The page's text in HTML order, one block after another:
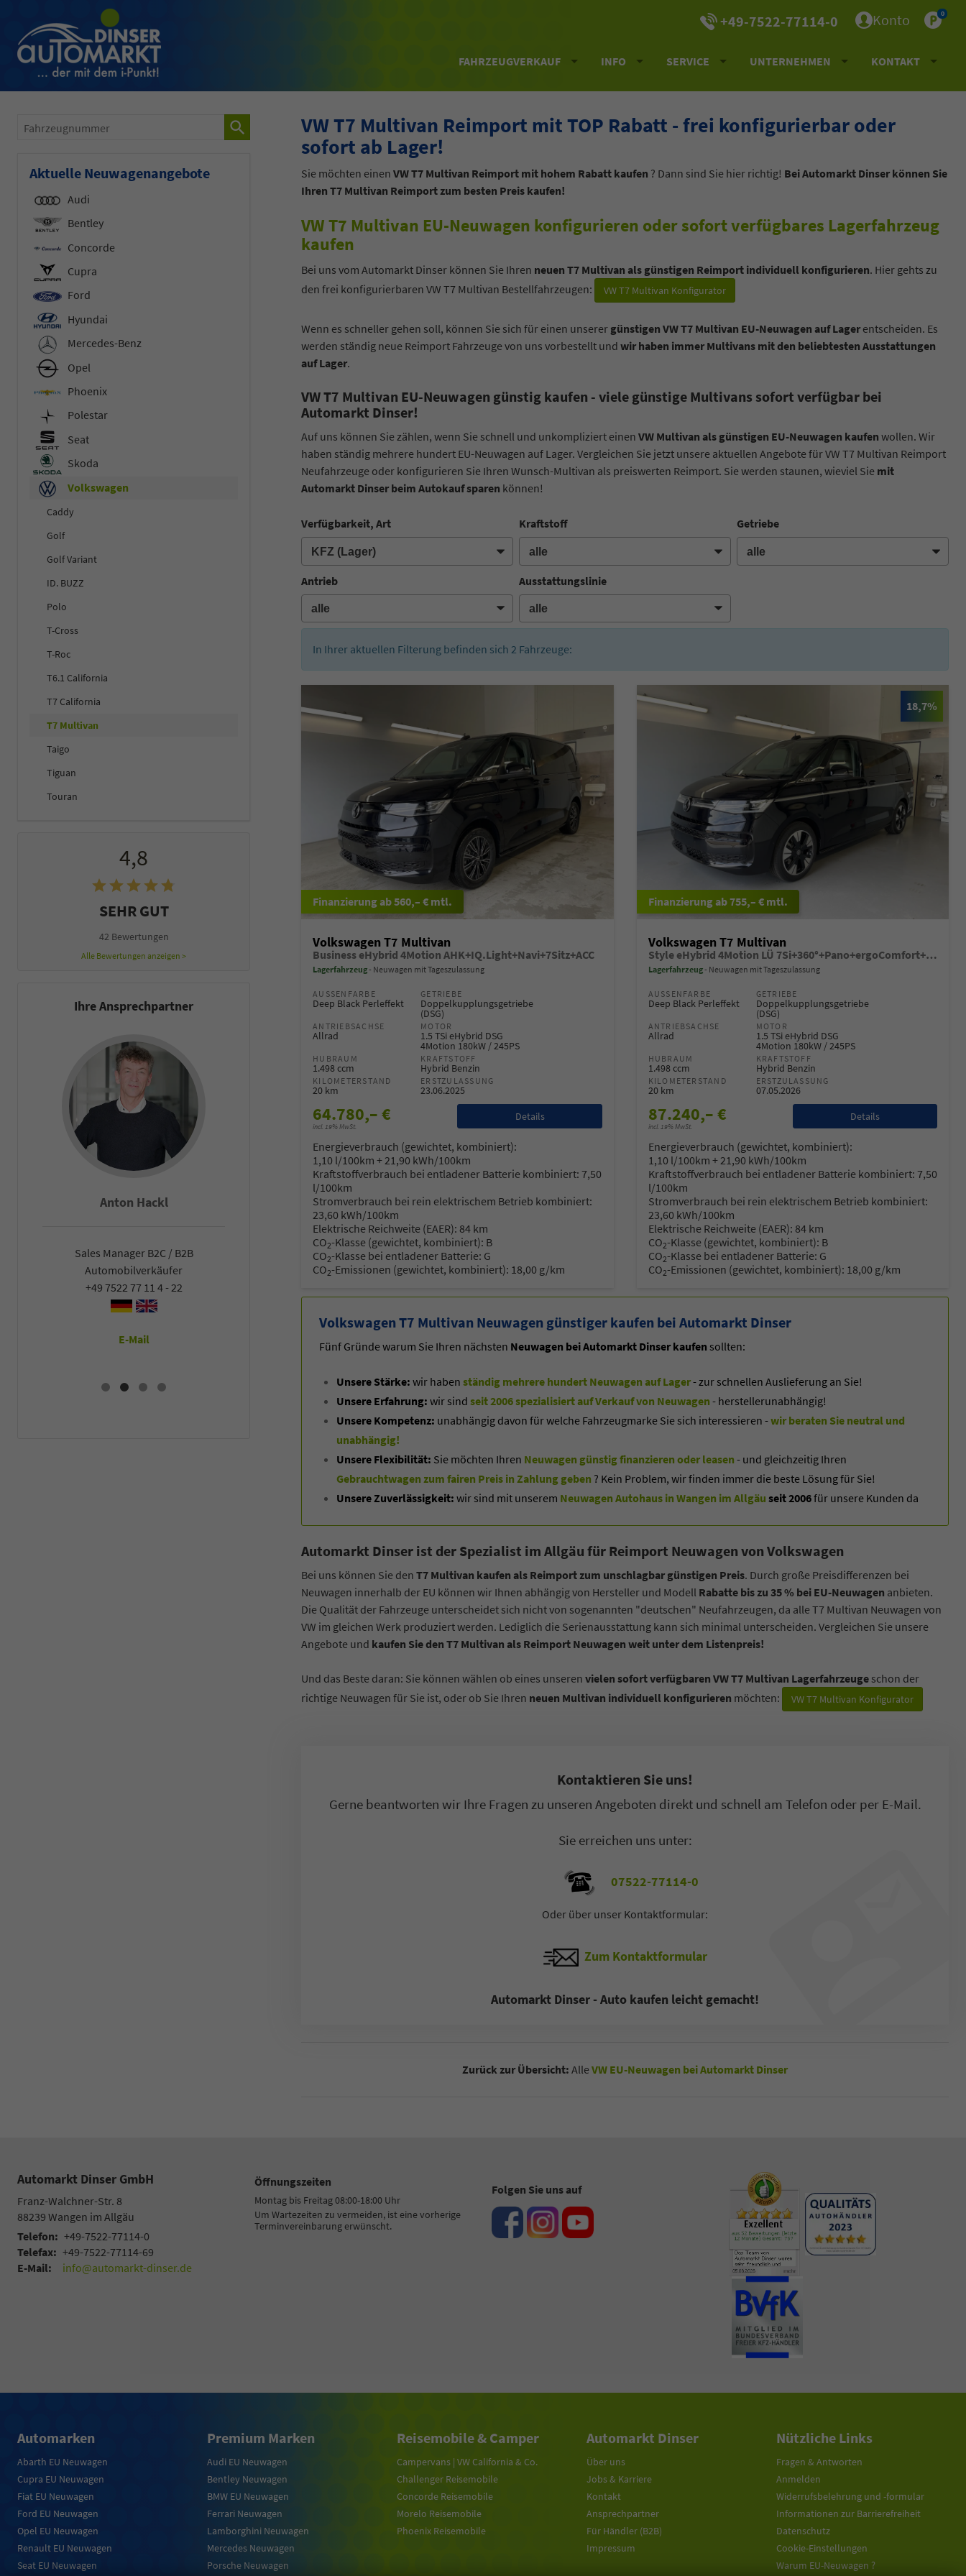
+49-7522-77114-0 Konto 0
FAHRZEUGVERKAUF INFO SERVICE UNTERNEHMEN KONTAKT
VW T7 Multivan Reimport mit TOP Rabatt - frei konfigurierbar oder
sofort ab Lager!
Sie möchten einenVW T7 Multivan Reimport mit hohem Rabatt kaufen ? Dann sind Sie hier richtig! Bei Automarkt Dinser können Sie
Ihren T7 Multivan Reimport zum besten Preis kaufen!
VW T7 Multivan EU-Neuwagen konfigurieren oder sofort verfügbares Lagerfahrzeug
kaufen
Bei uns vom Automarkt Dinser können Sie Ihren neuen T7 Multivan als günstigen Reimport individuell konfigurieren. Hier gehts zu
den frei konfigurierbaren VW T7 Multivan Bestellfahrzeugen:
VW T7 Multivan Konfigurator
Wenn es schneller gehen soll, können Sie sich für einen unserer günstigen VW T7 Multivan EU-Neuwagen auf Lager entscheiden. Es
werden ständig neue Reimport Fahrzeuge von uns vorbestellt undwir haben immer Multivans mit den beliebtesten Ausstattungen
auf Lager.
VW T7 Multivan EU-Neuwagen günstig kaufen - viele günstige Multivans sofort verfügbar bei
Automarkt Dinser!
Auf uns können Sie zählen, wenn Sie schnell und unkompliziert einenVW Multivan als günstigen EU-Neuwagen kaufen wollen. Wir
haben ständig mehrere hundert EU-Neuwagen auf Lager. Vergleichen Sie jetzt unsere aktuellen Angebote für VW T7 Multivan Reimport
Neufahrzeuge oder konfigurieren Sie Ihren Wunsch-Multivan als preiswerten Reimport. Sie werden staunen, wieviel Sie mit
Automarkt Dinser beim Autokauf sparen können!
Verfügbarkeit, Art Kraftstoff Getriebe
Antrieb Ausstattungslinie
In Ihrer aktuellen Filterung befinden sich2 Fahrzeuge:
ab 560,– € mtl.
Volkswagen T7 Multivan
Business eHybrid 4Motion AHK+IQ.Light+Navi+7Sitz+ACC
Lagerfahrzeug Neuwagen mit Tageszulassung
AUSSENFARBE
Deep Black Perleffekt
GETRIEBE
Doppelkupplungsgetriebe
(DSG)
ANTRIEBSACHSE
Allrad
MOTOR
1.5 TSi eHybrid DSG
4Motion 180kW / 245PS
HUBRAUM
1.498 ccm
KRAFTSTOFF
Hybrid Benzin
KILOMETERSTAND
20 km
ERSTZULASSUNG
23.06.2025
64.780,– €
incl. 19% MwSt.
Details
Energieverbrauch (gewichtet, kombiniert):
1,10 l/100km + 21,90 kWh/100km
Kraftstoffverbrauch bei entladener Batterie kombiniert:7,50
l/100km
Stromverbrauch bei rein elektrischem Betrieb kombiniert:
23,60 kWh/100km
Elektrische Reichweite (EAER): 84 km
CO2-Klasse (gewichtet, kombiniert): B
CO2-Klasse bei entladener Batterie: G
CO2-Emissionen (gewichtet, kombiniert): 18,00 g/km
18,7%
ab 755,– € mtl.
Volkswagen T7 Multivan
Style eHybrid 4Motion LÜ 7Si+360°+Pano+ergoComfort+Leder+Navi+HuD+DCC
Lagerfahrzeug Neuwagen mit Tageszulassung
AUSSENFARBE
Deep Black Perleffekt
GETRIEBE
Doppelkupplungsgetriebe
(DSG)
ANTRIEBSACHSE
Allrad
MOTOR
1.5 TSi eHybrid DSG
4Motion 180kW / 245PS
HUBRAUM
1.498 ccm
KRAFTSTOFF
Hybrid Benzin
KILOMETERSTAND
20 km
ERSTZULASSUNG
07.05.2026
87.240,– €
incl. 19% MwSt.
Details
Energieverbrauch (gewichtet, kombiniert):
1,10 l/100km + 21,90 kWh/100km
Kraftstoffverbrauch bei entladener Batterie kombiniert: 7,50
l/100km
Stromverbrauch bei rein elektrischem Betrieb kombiniert:
23,60 kWh/100km
Elektrische Reichweite (EAER): 84 km
CO2-Klasse (gewichtet, kombiniert): B
CO2-Klasse bei entladener Batterie: G
CO2-Emissionen (gewichtet, kombiniert): 18,00 g/km
Volkswagen T7 Multivan Neuwagen günstiger kaufen bei Automarkt Dinser
Fünf Gründe warum Sie Ihren nächsten Neuwagen bei Automarkt Dinser kaufen sollten:
Unsere Stärke: wir habenständig mehrere hundert Neuwagen auf Lager- zur schnellen Auslieferung an Sie!
Unsere Erfahrung: wir sindseit 2006 spezialisiert auf Verkauf von Neuwagen - herstellerunabhängig!
Unsere Kompetenz: unabhängig davon für welche Fahrzeugmarke Sie sich interessieren -wir beraten Sie neutral und
unabhängig!
Unsere Flexibilität: Sie möchten Ihren Neuwagen günstig finanzieren oder leasen - und gleichzeitig Ihren
Gebrauchtwagen zum fairen Preis in Zahlung geben ? Kein Problem, wir finden immer die beste Lösung für Sie!
Unsere Zuverlässigkeit: wir sind mit unserem Neuwagen Autohaus in Wangen im Allgäu seit 2006für unsere Kunden da
Automarkt Dinser ist der Spezialist im Allgäu für Reimport Neuwagen von Volkswagen
Bei uns können Sie denT7 Multivan kaufen als Reimport zum unschlagbar günstigen Preis. Durch große Preisdifferenzen bei
Neuwagen innerhalb der EU können wir Ihnen abhängig von Hersteller und Modell Rabatte bis zu 35 % bei EU-Neuwagen anbieten.
Die Qualität der Fahrzeuge unterscheidet sich nicht von sogenannten "deutschen" Neufahrzeugen, da alle T7 Multivan Neuwagen von
VW im gleichen Werk produziert werden. Lediglich die Serienausstattung kann sich minimal unterscheiden. Vergleichen Sie unsere
Angebote und kaufen Sie den T7 Multivan als Reimport Neuwagen weit unter dem Listenpreis!
Und das Beste daran: Sie können wählen ob eines unserenvielen sofort verfügbaren VW T7 Multivan Lagerfahrzeuge schon der
richtige Neuwagen für Sie ist, oder ob Sie Ihren neuen Multivan individuell konfigurieren möchten: VW T7 Multivan Konfigurator
Kontaktieren Sie uns!
Gerne beantworten wir Ihre Fragen zu unseren Angeboten direkt und schnell am Telefon oder per E-Mail.
Sie erreichen uns unter:
07522-77114-0
Oder über unser Kontaktformular:
Zum Kontaktformular
Automarkt Dinser - Auto kaufen leicht gemacht!
Zurück zur Übersicht: AlleVW EU-Neuwagen bei Automarkt Dinser
Fahrzeugnummer
Aktuelle Neuwagenangebote
Audi
Bentley
Concorde
Cupra
Ford
Hyundai
Mercedes-Benz
Opel
Phoenix
Polestar
Seat
Skoda
Volkswagen
Caddy
Golf
Golf Variant
ID. BUZZ
Polo
T-Cross
T-Roc
T6.1 California
T7 California
T7 Multivan
Taigo
Tiguan
Touran
4,8
SEHR GUT
42 Bewertungen
Alle Bewertungen anzeigen >
Ihre Ansprechpartner
Anton Hackl
Sales Manager B2C / B2B
Automobilverkäufer
+49 7522 77 11 4 - 22
E-Mail
Falco Heck
Sales Manager B2C / B2B
Automobilverkäufer
E-Mail
Oliver Zerbe
Sales Manager B2C / B2B
Automobilverkäufer
Automarkt Dinser GmbH
Franz-Walchner-Str. 8
88239 Wangen im Allgäu
Telefon: +49-7522-77114-0
Telefax: +49-7522-77114-69
E-Mail:
info@automarkt-dinser.de
Öffnungszeiten
Montag bis Freitag 08:00-18:00 Uhr
Um Wartezeiten zu vermeiden, ist eine vorherige
Terminvereinbarung erwünscht.
Folgen Sie uns auf
Automarken
Abarth EU Neuwagen
Cupra EU Neuwagen
Fiat EU Neuwagen
Ford EU Neuwagen
Opel EU Neuwagen
Renault EU Neuwagen
Seat EU Neuwagen
Premium Marken
Audi EU Neuwagen
Bentley Neuwagen
BMW EU Neuwagen
Ferrari Neuwagen
Lamborghini Neuwagen
Mercedes Neuwagen
Porsche Neuwagen
Reisemobile & Camper
Campervans | VW California & Co.
Challenger Reisemobile
Concorde Reisemobile
Morelo Reisemobile
Phoenix Reisemobile
Automarkt Dinser
Über uns
Jobs & Karriere
Kontakt
Ansprechpartner
Für Händler (B2B)
Impressum
Nützliche Links
Fragen & Antworten
Anmelden
Widerrufsbelehrung und -formular
Informationen zur Barrierefreiheit
Datenschutz
Cookie-Einstellungen
Warum EU-Neuwagen ?